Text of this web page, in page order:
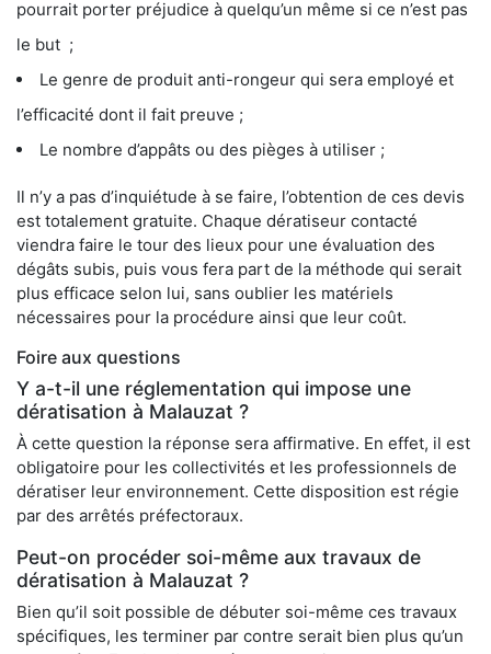
pourrait porter préjudice à quelqu’un même si ce n’est pas
le but ;
Le genre de produit anti-rongeur qui sera employé et
l’efficacité dont il fait preuve ;
Le nombre d’appâts ou des pièges à utiliser ;
Il n’y a pas d’inquiétude à se faire, l’obtention de ces devis
est totalement gratuite. Chaque dératiseur contacté
viendra faire le tour des lieux pour une évaluation des
dégâts subis, puis vous fera part de la méthode qui serait
plus efficace selon lui, sans oublier les matériels
nécessaires pour la procédure ainsi que leur coût.
Foire aux questions
Y a-t-il une réglementation qui impose une
dératisation à Malauzat ?
À cette question la réponse sera affirmative. En effet, il est
obligatoire pour les collectivités et les professionnels de
dératiser leur environnement. Cette disposition est régie
par des arrêtés préfectoraux.
Peut-on procéder soi-même aux travaux de
dératisation à Malauzat ?
Bien qu’il soit possible de débuter soi-même ces travaux
spécifiques, les terminer par contre serait bien plus qu’un